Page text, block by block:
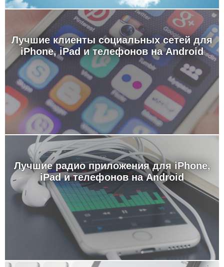
Лучшие клиенты социальных сетей для
iPhone, iPad и телефонов на Android
Лучшие радио приложения для iPhone,
iPad и телефонов на Android